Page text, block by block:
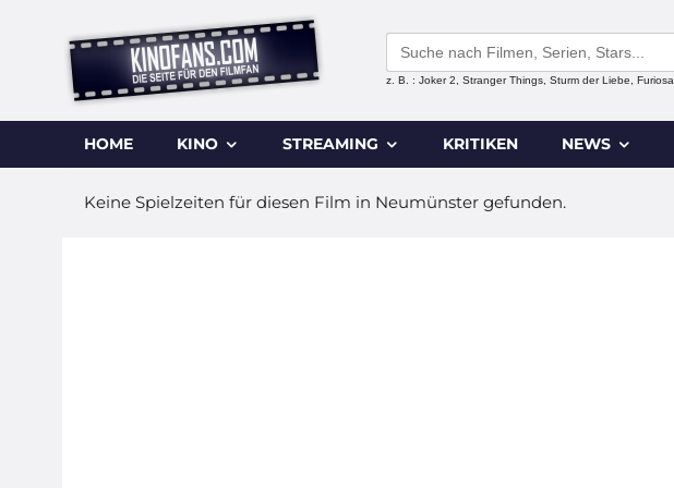
Search
for:
z. B. : Joker 2, Stranger Things, Sturm der Liebe, Furiosa
HOME KINO STREAMING KRITIKEN NEWS
Keine Spielzeiten für diesen Film in Neumünster gefunden.